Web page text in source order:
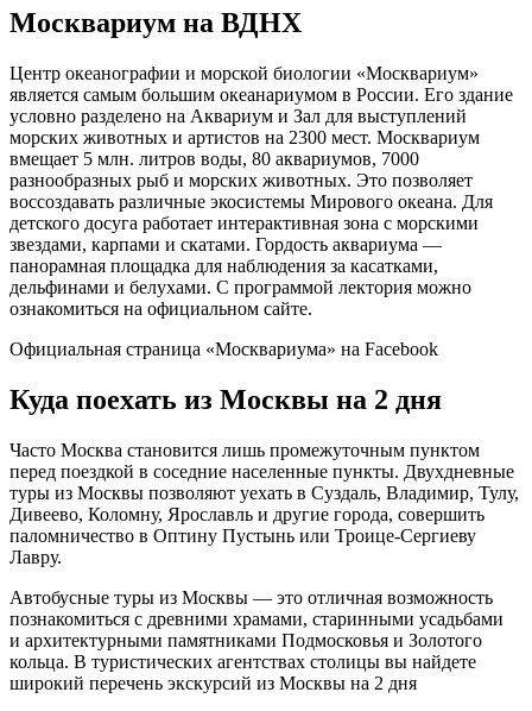
Москвариум на ВДНХ
Центр океанографии и морской биологии «Москвариум»
является самым большим океанариумом в России. Его здание
условно разделено на Аквариум и Зал для выступлений
морских животных и артистов на 2300 мест. Москвариум
вмещает 5 млн. литров воды, 80 аквариумов, 7000
разнообразных рыб и морских животных. Это позволяет
воссоздавать различные экосистемы Мирового океана. Для
детского досуга работает интерактивная зона с морскими
звездами, карпами и скатами. Гордость аквариума —
панорамная площадка для наблюдения за касатками,
дельфинами и белухами. С программой лектория можно
ознакомиться на официальном сайте.
Официальная страница «Москвариума» на Facebook
Куда поехать из Москвы на 2 дня
Часто Москва становится лишь промежуточным пунктом
перед поездкой в соседние населенные пункты. Двухдневные
туры из Москвы позволяют уехать в Суздаль, Владимир, Тулу,
Дивеево, Коломну, Ярославль и другие города, совершить
паломничество в Оптину Пустынь или Троице-Сергиеву
Лавру.
Автобусные туры из Москвы — это отличная возможность
познакомиться с древними храмами, старинными усадьбами
и архитектурными памятниками Подмосковья и Золотого
кольца. В туристических агентствах столицы вы найдете
широкий перечень экскурсий из Москвы на 2 дня